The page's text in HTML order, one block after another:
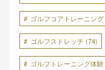
ゴルフコアトレーニング
ゴルフストレッチ (74)
ゴルフトレーニング体験